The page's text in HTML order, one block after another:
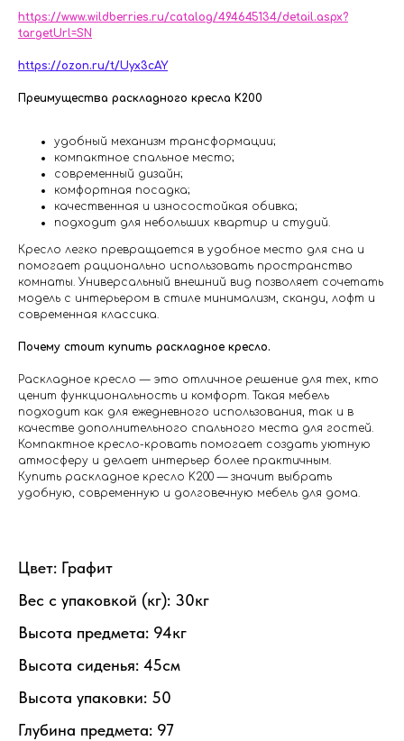
https://www.wildberries.ru/catalog/494645134/detail.aspx?
targetUrl=SN
https://ozon.ru/t/Uyx3cAY
Преимущества раскладного кресла K200
удобный механизм трансформации;
компактное спальное место;
современный дизайн;
комфортная посадка;
качественная и износостойкая обивка;
подходит для небольших квартир и студий.
Кресло легко превращается в удобное место для сна и
помогает рационально использовать пространство
комнаты. Универсальный внешний вид позволяет сочетать
модель с интерьером в стиле минимализм, сканди, лофт и
современная классика.
Почему стоит купить раскладное кресло.
Раскладное кресло — это отличное решение для тех, кто
ценит функциональность и комфорт. Такая мебель
подходит как для ежедневного использования, так и в
качестве дополнительного спального места для гостей.
Компактное кресло-кровать помогает создать уютную
атмосферу и делает интерьер более практичным.
Купить раскладное кресло K200 — значит выбрать
удобную, современную и долговечную мебель для дома.
Цвет: Графит
Вес с упаковкой (кг): 30кг
Высота предмета: 94кг
Высота сиденья: 45см
Высота упаковки: 50
Глубина предмета: 97